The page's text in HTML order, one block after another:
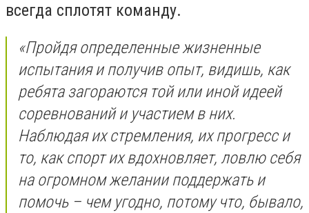
всегда сплотят команду.
«Пройдя определенные жизненные
испытания и получив опыт, видишь, как
ребята загораются той или иной идеей
соревнований и участием в них.
Наблюдая их стремления, их прогресс и
то, как спорт их вдохновляет, ловлю себя
на огромном желании поддержать и
помочь – чем угодно, потому что, бывало,